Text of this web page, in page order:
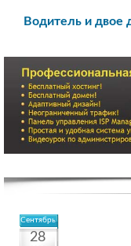
Водитель и двое
Сентябрь
28